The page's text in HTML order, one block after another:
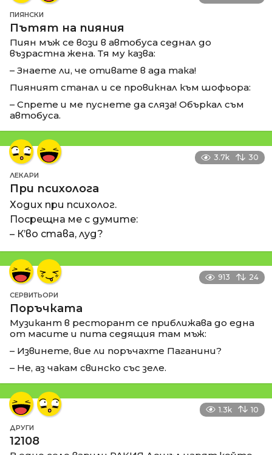
ПИЯНСКИ
Пътят на пияния
Пиян мъж се вози в автобуса седнал до
възрастна жена. Тя му казва:
– Знаете ли, че отивате в ада така!
Пияният станал и се провикнал към шофьора:
– Спрете и ме пуснете да сляза! Объркал съм
автобуса.
3.7k 30
ЛЕКАРИ
При психолога
Ходих при психолог.
Посрещна ме с думите:
– К’во става, луд?
913 24
СЕРВИТЬОРИ
Поръчката
Музикант в ресторант се приближава до една
от масите и пита седящия там мъж:
– Извинете, вие ли поръчахте Паганини?
– Не, аз чакам свинско със зеле.
1.3k 10
ДРУГИ
12108